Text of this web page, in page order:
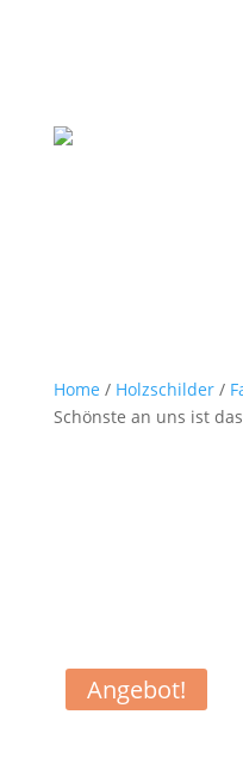
Home / Holzschilder/
Schönste an uns ist
Angebot!